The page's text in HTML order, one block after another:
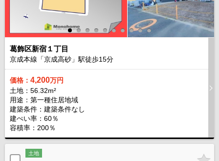
葛飾区新宿１丁目
京成本線「京成高砂」駅徒歩15分
価格： 4,200万円
土地：56.32m²
用途：第一種住居地域
建築条件： 建築条件なし
建ぺい率：60％
容積率：200％
土地